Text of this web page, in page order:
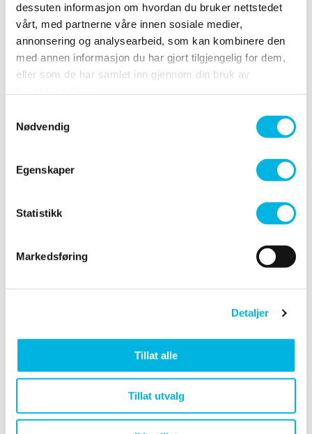
dessuten informasjon om hvordan du bruker nettstedet
vårt, med partnerne våre innen sosiale medier,
annonsering og analysearbeid, som kan kombinere den
med annen informasjon du har gjort tilgjengelig for dem,
eller som de har samlet inn gjennom din bruk av
Nødvendig
Egenskaper
Statistikk
Markedsføring
Detaljer
Tillat alle
Tillat utvalg
Sykkelhjelm kan brukes (Barn under 10 år er påbudt
til å bruke hjelm).
Maks to voksne kan følge pr. bursdag.
Spørsmål? Kontakt oss på
sormarka@folkehallene.no
under 6
sormarka@folkehallene.no.
skøytebursdag